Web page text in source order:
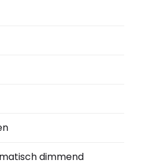
dimmend